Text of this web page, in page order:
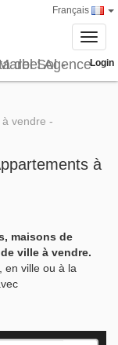
Français
Login
vendre -
à
maisons de
ville à vendre.
en ville ou à la